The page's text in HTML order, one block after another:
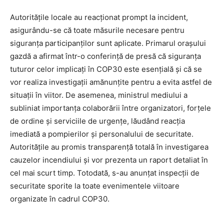
Autoritățile locale au reacționat prompt la incident,
asigurându-se că toate măsurile necesare pentru
siguranța participanților sunt aplicate. Primarul orașului
gazdă a afirmat într-o conferință de presă că siguranța
tuturor celor implicați în COP30 este esențială și că se
vor realiza investigații amănunțite pentru a evita astfel de
situații în viitor. De asemenea, ministrul mediului a
subliniat importanța colaborării între organizatori, forțele
de ordine și serviciile de urgențe, lăudând reacția
imediată a pompierilor și personalului de securitate.
Autoritățile au promis transparență totală în investigarea
cauzelor incendiului și vor prezenta un raport detaliat în
cel mai scurt timp. Totodată, s-au anunțat inspecții de
securitate sporite la toate evenimentele viitoare
organizate în cadrul COP30.